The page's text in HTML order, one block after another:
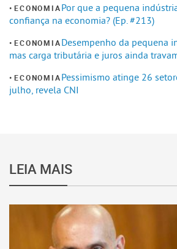
ECONOMIAPor que a pequena
confiança na economia? (Ep. #213)
ECONOMIADesempenho da pequena
mas carga tributária e juros ainda
ECONOMIAPessimismo atinge 26
julho, revela CNI
LEIA MAIS